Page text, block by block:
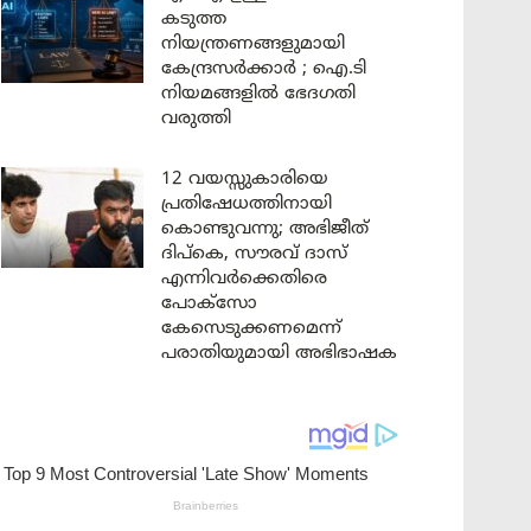
കടുത്ത
നിയന്ത്രണങ്ങളുമായി
കേന്ദ്രസർക്കാർ ; ഐ.ടി
നിയമങ്ങളിൽ ഭേദഗതി
വരുത്തി
12 വയസ്സുകാരിയെ
പ്രതിഷേധത്തിനായി
കൊണ്ടുവന്നു; അഭിജീത്
ദിപ്കെ, സൗരവ് ദാസ്
എന്നിവർക്കെതിരെ
പോക്സോ
കേസെടുക്കണമെന്ന്
പരാതിയുമായി അഭിഭാഷക